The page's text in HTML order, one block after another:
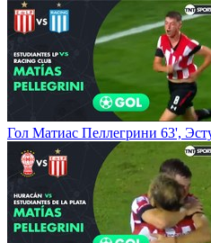
Гол Матиас Пеллегрини 63',